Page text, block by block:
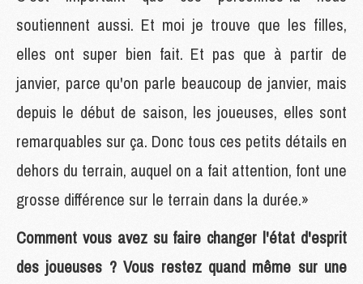
soutiennent aussi. Et moi je trouve que les filles,
elles ont super bien fait. Et pas que à partir de
janvier, parce qu'on parle beaucoup de janvier, mais
depuis le début de saison, les joueuses, elles sont
remarquables sur ça. Donc tous ces petits détails en
dehors du terrain, auquel on a fait attention, font une
grosse différence sur le terrain dans la durée.»
Comment vous avez su faire changer l'état d'esprit
des joueuses ? Vous restez quand même sur une